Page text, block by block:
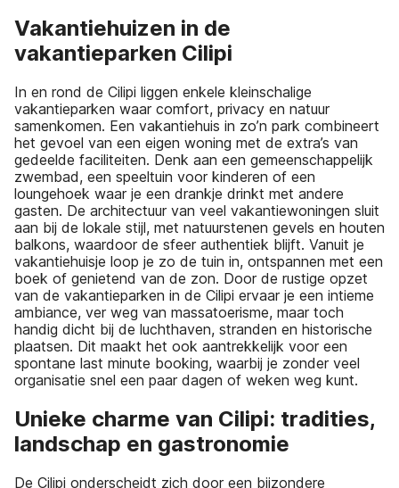
Vakantiehuizen in de
vakantieparken Cilipi
In en rond de Cilipi liggen enkele kleinschalige
vakantieparken waar comfort, privacy en natuur
samenkomen. Een vakantiehuis in zo’n park combineert
het gevoel van een eigen woning met de extra’s van
gedeelde faciliteiten. Denk aan een gemeenschappelijk
zwembad, een speeltuin voor kinderen of een
loungehoek waar je een drankje drinkt met andere
gasten. De architectuur van veel vakantiewoningen sluit
aan bij de lokale stijl, met natuurstenen gevels en houten
balkons, waardoor de sfeer authentiek blijft. Vanuit je
vakantiehuisje loop je zo de tuin in, ontspannen met een
boek of genietend van de zon. Door de rustige opzet
van de vakantieparken in de Cilipi ervaar je een intieme
ambiance, ver weg van massatoerisme, maar toch
handig dicht bij de luchthaven, stranden en historische
plaatsen. Dit maakt het ook aantrekkelijk voor een
spontane last minute booking, waarbij je zonder veel
organisatie snel een paar dagen of weken weg kunt.
Unieke charme van Cilipi: tradities,
landschap en gastronomie
De Cilipi onderscheidt zich door een bijzondere